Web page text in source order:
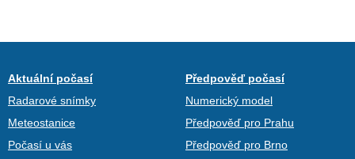
Aktuální počasí
Radarové snímky
Meteostanice
Počasí u vás
Předpověď počasí
Numerický model
Předpověď pro Prahu
Předpověď pro Brno